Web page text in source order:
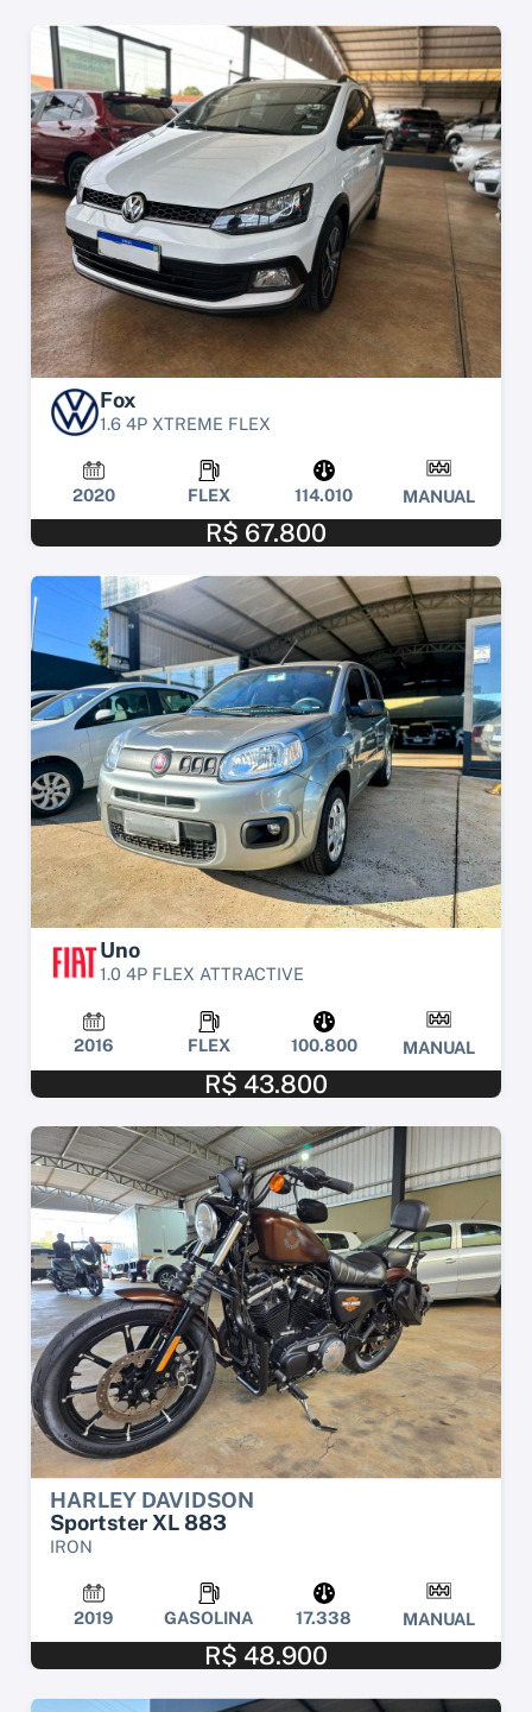
Fox
1.6 4P XTREME FLEX
2020 FLEX 114.010 MANUAL
R$ 67.800
Uno
1.0 4P FLEX ATTRACTIVE
2016 FLEX 100.800 MANUAL
R$ 43.800
HARLEY DAVIDSON
Sportster XL 883
IRON
2019 GASOLINA 17.338 MANUAL
R$ 48.900